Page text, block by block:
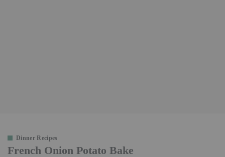
Dinner Recipes
French Onion Potato Bake